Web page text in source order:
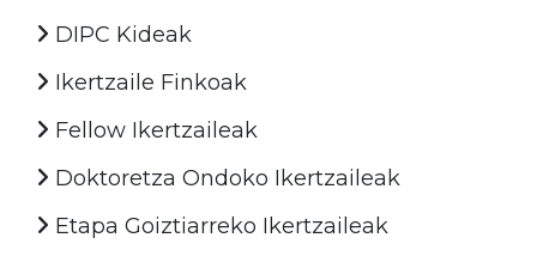
DIPC Kideak
Ikertzaile Finkoak
Fellow Ikertzaileak
Doktoretza Ondoko Ikertzaileak
Etapa Goiztiarreko Ikertzaileak